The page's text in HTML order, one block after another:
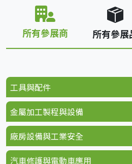
所有參展商 所有參展
工具與配件
金屬加工製程與設備
廠房設備與工業安全
汽車修護與電動車應用